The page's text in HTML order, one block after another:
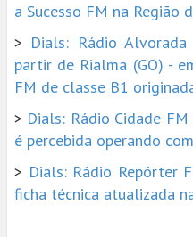
a Sucesso FM na Região
> Dials: Rádio
partir de Rialma (GO) -
FM de classe B1
> Dials: Rádio Cidade
é percebida operando
> Dials: Rádio Repórter
ficha técnica atualizada